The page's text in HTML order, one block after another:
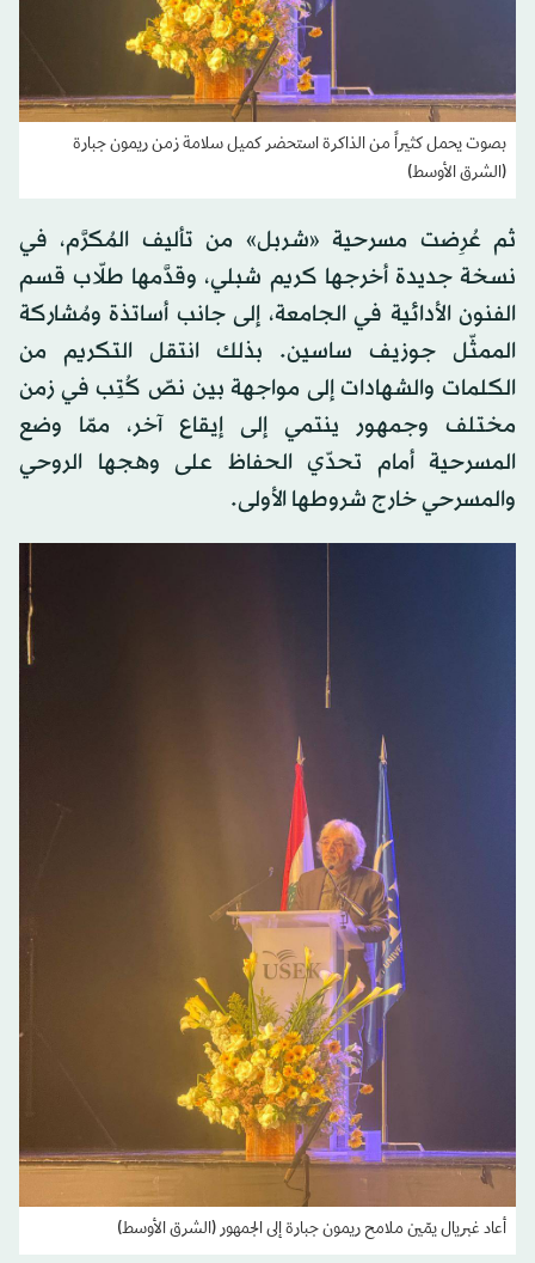
بصوت يحمل كثيراً من الذاكرة استحضر كميل سلامة زمن ريمون جبارة
(الشرق الأوسط)
ثم عُرِضت مسرحية «شربل» من تأليف المُكرَّم، في
نسخة جديدة أخرجها كريم شبلي، وقدَّمها طلّاب قسم
الفنون الأدائية في الجامعة، إلى جانب أساتذة ومُشاركة
الممثّل جوزيف ساسين. بذلك انتقل التكريم من
الكلمات والشهادات إلى مواجهة بين نصّ كُتِب في زمن
مختلف وجمهور ينتمي إلى إيقاع آخر، ممّا وضع
المسرحية أمام تحدّي الحفاظ على وهجها الروحي
والمسرحي خارج شروطها الأولى.
أعاد غبريال يمّين ملامح ريمون جبارة إلى الجمهور (الشرق الأوسط)